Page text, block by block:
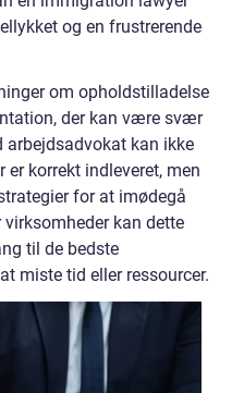
og en frustrerende
om opholdstilladelse
der kan være svær
arbejdsadvokat kan ikke
er korrekt indleveret, men
for at imødegå
kan dette
til de bedste
miste tid eller ressourcer.